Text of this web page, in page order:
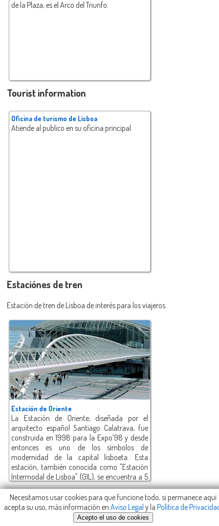
de la Plaza, es el Arco del Triunfo.
Tourist information
Oficina de turismo de Lisboa
Atiende al publico en su oficina principal
Estaciónes de tren
Estación de tren de Lisboa de interés para los viajeros.
Estación de Oriente
La Estación de Oriente, diseñada por el
arquitecto español Santiago Calatrava, fue
construida en 1998 para la Expo'98 y desde
entonces es uno de los símbolos de
modernidad de la capital lisboeta. Esta
estación, también conocida como "Estación
Intermodal de Lisboa" (GIL), se encuentra a 5
km. al norte del casco antiguo de la capital
lusa.
Añadir lugar en Lisboa (Portugal)
Necesitamos usar cookies para que funcione todo, si permanece aquí
acepta su uso, más información en Aviso Legal y la Política de
Acepto el uso de cookies